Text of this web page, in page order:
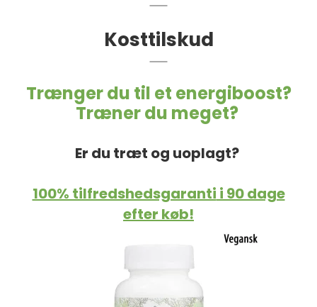
Kosttilskud
Trænger du til et energiboost?
Træner du meget?
Er du træt og uoplagt?
100% tilfredshedsgaranti i 90 dage
efter køb!